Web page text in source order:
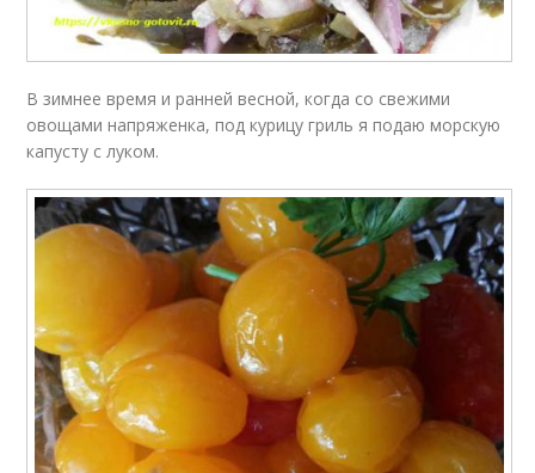
В зимнее время и ранней весной, когда со свежими
овощами напряженка, под курицу гриль я подаю морскую
капусту с луком.